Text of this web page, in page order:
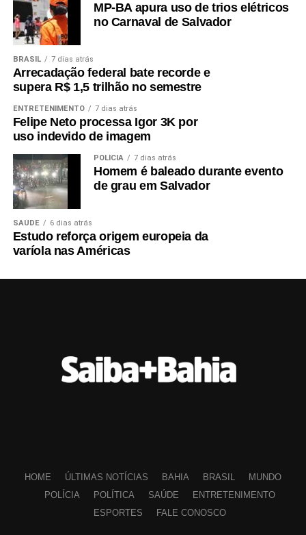
MP-BA apura uso de trios elétricos
no Carnaval de Salvador
BRASIL 7 dias atrás
Arrecadação federal bate recorde e
supera R$ 1,5 trilhão no semestre
ENTRETENIMENTO 7 dias atrás
Felipe Neto processa Igor 3K por
uso indevido de imagem
POLÍCIA 7 dias atrás
Homem é baleado durante evento
de grau em Salvador
SAÚDE 6 dias atrás
Estudo reforça origem europeia da
varíola nas Américas
HOME ÚLTIMAS NOTÍCIAS BAHIA BRASIL
MUNDO
POLÍCIA
POLÍTICA SAÚDE
ENTRETENIMENTO
ESPORTES
FALE CONOSCO